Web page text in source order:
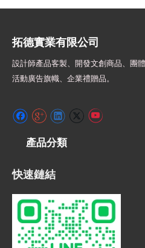
拓德實業有限公司
設計師產品客製、開發文創商品、團體
活動廣告旗幟、 企業禮贈品。
產品分類
快速鏈結